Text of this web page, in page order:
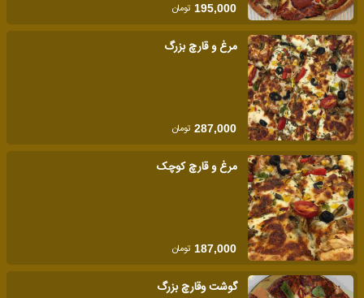
195,000 تومان
مرغ و قارچ بزرگ
287,000 تومان
مرغ و قارچ کوچک
187,000 تومان
گوشت وقارچ بزرگ